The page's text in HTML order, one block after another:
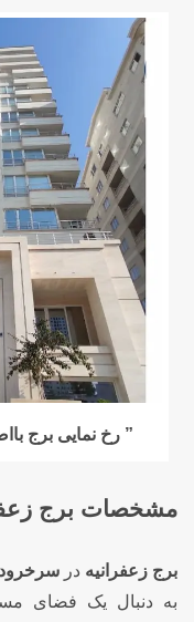
” رخ نمایی برج
مشخصات برج
برج زعفرانیه درسرخرود
به دنبال یک فضای